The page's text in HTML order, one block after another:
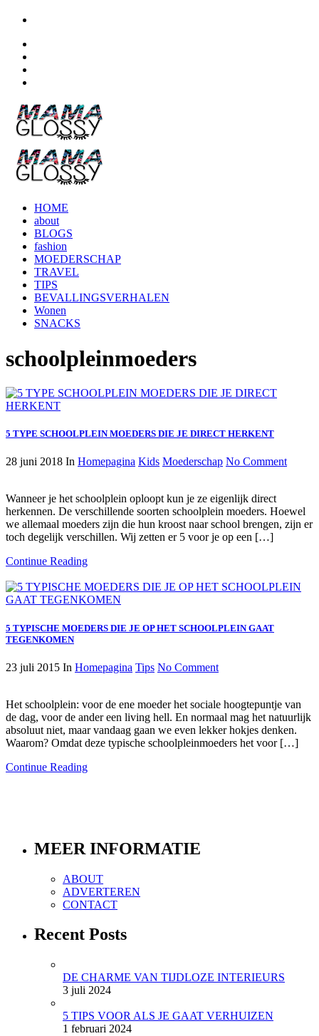
HOME
about
BLOGS
fashion
MOEDERSCHAP
TRAVEL
TIPS
BEVALLINGSVERHALEN
Wonen
SNACKS
schoolpleinmoeders
5 TYPE SCHOOLPLEIN MOEDERS DIE JE DIRECT HERKENT
28 juni 2018 In Homepagina Kids Moederschap No Comment
Wanneer je het schoolplein oploopt kun je ze eigenlijk direct
herkennen. De verschillende soorten schoolplein moeders. Hoewel
we allemaal moeders zijn die hun kroost naar school brengen, zijn er
toch degelijk verschillen. Wij zetten er 5 voor je op een […]
Continue Reading
5 TYPISCHE MOEDERS DIE JE OP HET SCHOOLPLEIN GAAT
TEGENKOMEN
23 juli 2015 In Homepagina Tips No Comment
Het schoolplein: voor de ene moeder het sociale hoogtepuntje van
de dag, voor de ander een living hell. En normaal mag het natuurlijk
absoluut niet, maar vandaag gaan we even lekker hokjes denken.
Waarom? Omdat deze typische schoolpleinmoeders het voor […]
Continue Reading
MEER INFORMATIE
ABOUT
ADVERTEREN
CONTACT
Recent Posts
DE CHARME VAN TIJDLOZE INTERIEURS
3 juli 2024
5 TIPS VOOR ALS JE GAAT VERHUIZEN
1 februari 2024